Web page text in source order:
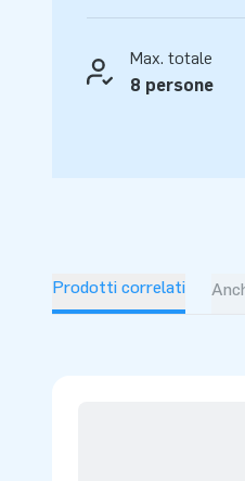
Max. totale
8 persone
Prodotti correlati